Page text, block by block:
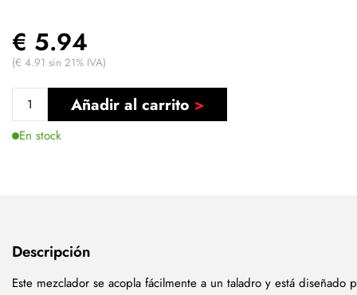
€ 5.94
(€ 4.91 sin 21% IVA)
Añadir al carrito
En stock
Descripción
Este mezclador se acopla fácilmente a un taladro y está diseñado